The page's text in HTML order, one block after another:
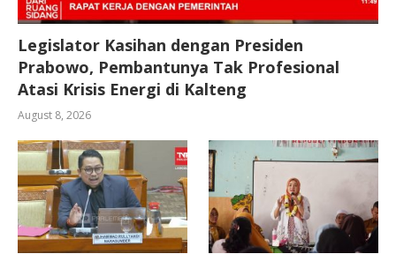
Legislator Kasihan dengan Presiden
Prabowo, Pembantunya Tak Profesional
Atasi Krisis Energi di Kalteng
August 8, 2026